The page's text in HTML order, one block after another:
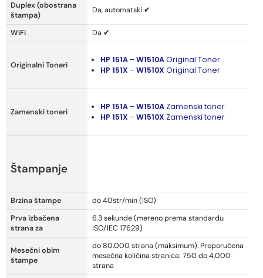
Duplex (obostrana
štampa)
Da, automatski ✔
WiFi Da ✔
Originalni Toneri
HP 151A–W1510AOriginal Toner
HP 151X –W1510X Original Toner
Zamenski toneri
HP 151A –W1510A Zamenski toner
HP 151X –W1510X Zamenski toner
Štampanje
Brzina štampe
do 40str/min (ISO)
Prva izbačena
strana za
6.3 sekunde (mereno prema standardu
ISO/IEC 17629)
Mesečni obim
štampe
do 80.000 strana (maksimum). Preporučena
mesečna količina stranica: 750 do 4.000
strana